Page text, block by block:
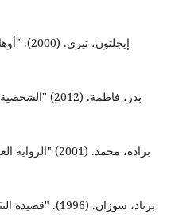
برناد، سوزان.